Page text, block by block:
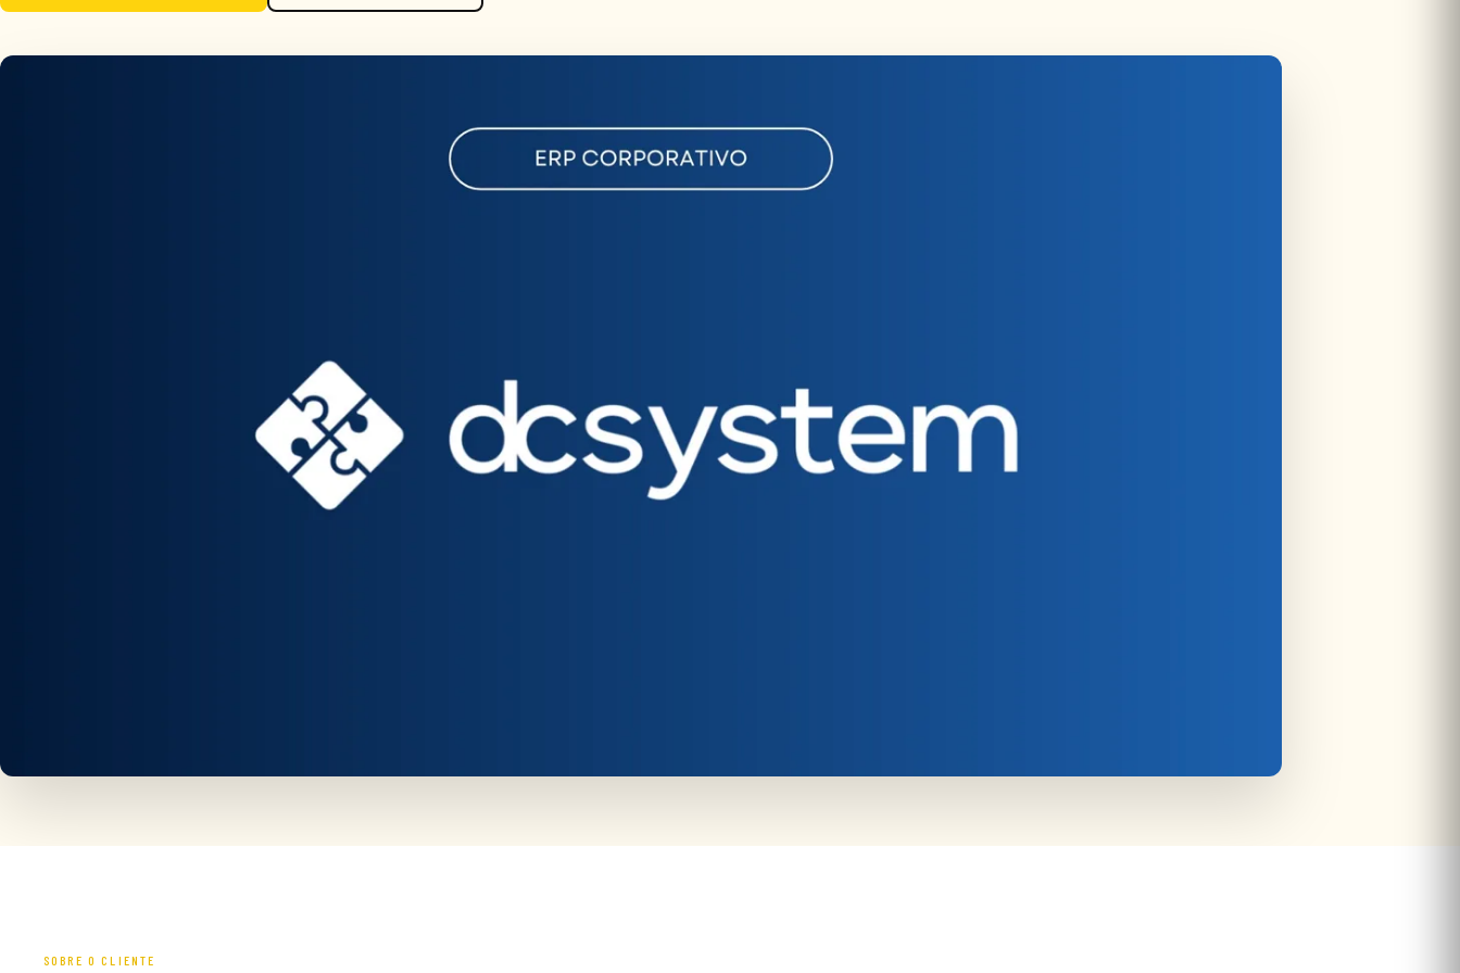
SOBRE O CLIENTE